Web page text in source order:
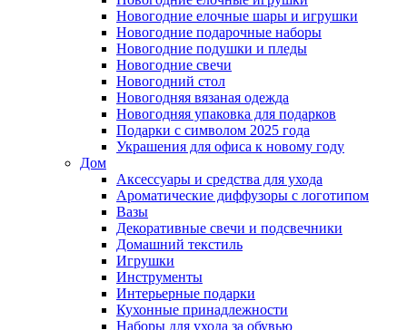
Новогодние елочные шары и игрушки
Новогодние подарочные наборы
Новогодние подушки и пледы
Новогодние свечи
Новогодний стол
Новогодняя вязаная одежда
Новогодняя упаковка для подарков
Подарки с символом 2025 года
Украшения для офиса к новому году
Дом
Аксессуары и средства для ухода
Ароматические диффузоры с логотипом
Вазы
Декоративные свечи и подсвечники
Домашний текстиль
Игрушки
Инструменты
Интерьерные подарки
Кухонные принадлежности
Наборы для ухода за обувью